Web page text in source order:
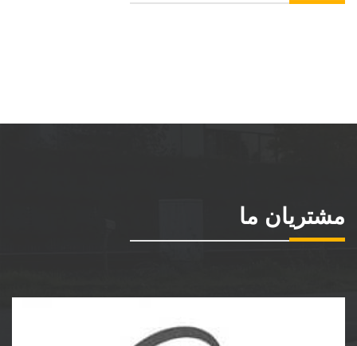
مشتریان ما